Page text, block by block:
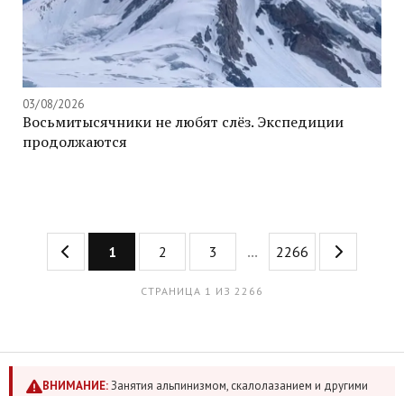
03/08/2026
Восьмитысячники не любят слёз. Экспедиции
продолжаются
1 2 3 ... 2266
СТРАНИЦА 1 ИЗ 2266
ВНИМАНИЕ:Занятия альпинизмом, скалолазанием и другими